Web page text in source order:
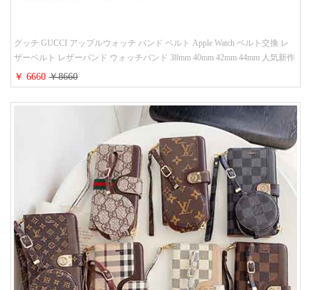
グッチ GUCCI アップルウォッチ バンド ベルト Apple Watch ベルト交換 レ
ザーベルト レザーバンド ウォッチバンド 38mm 40mm 42mm 44mm 人気新作
￥ 6660￥8660